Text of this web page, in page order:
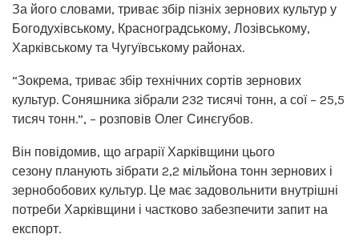
За його словами, триває збір пізніх зернових культур у
Богодухівському, Красноградському, Лозівському,
Харківському та Чугуївському районах.
“Зокрема, триває збір технічних сортів зернових
культур. Соняшника зібрали 232 тисячі тонн, а сої – 25,5
тисяч тонн.”, – розповів Олег Синєгубов.
Він повідомив, що аграрії Харківщини цього
сезону планують зібрати 2,2 мільйона тонн зернових і
зернобобових культур. Це має задовольнити внутрішні
потреби Харківщини і частково забезпечити запит на
експорт.